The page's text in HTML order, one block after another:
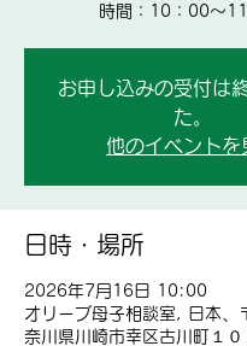
時間：10：00～
お申し込みの受付は
た。
他のイベントを
日時・場所
2026年7月16日 10:00
オリーブ母子相談室, 日本
奈川県川崎市幸区古川町１０